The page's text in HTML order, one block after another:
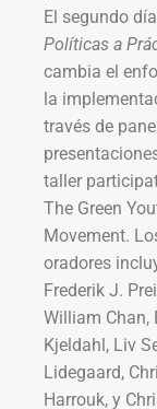
El segundo
Políticas a
cambia el
la
través de
taller
The Green
Movement.
oradores
Frederik J.
William Chan,
Kjeldahl, Liv
Lidegaard,
Harrouk, y